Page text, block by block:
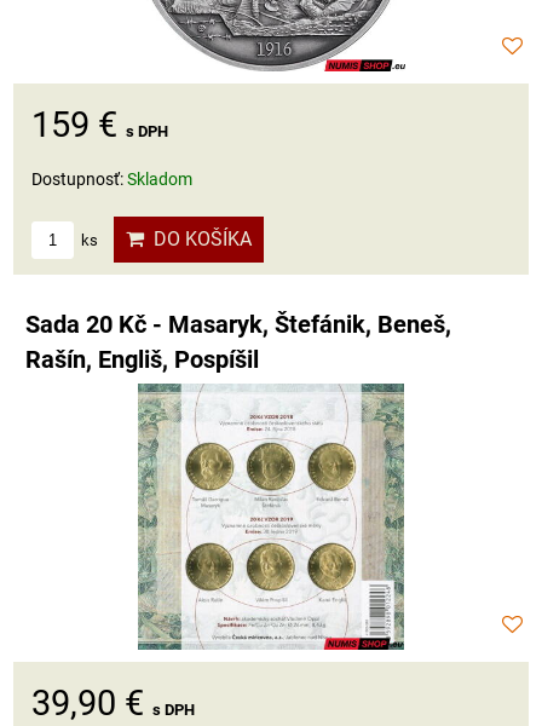
159 € s DPH
Dostupnosť:Skladom
ks DO KOŠÍKA
Sada 20 Kč - Masaryk, Štefánik, Beneš,
Rašín, Engliš, Pospíšil
39,90 € s DPH